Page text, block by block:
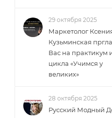
29 октября 2025
Маркетолог
Кузьминская
Вас на практикум
цикла «Учимся у
великих»
28 октября 2025
Русский Модный